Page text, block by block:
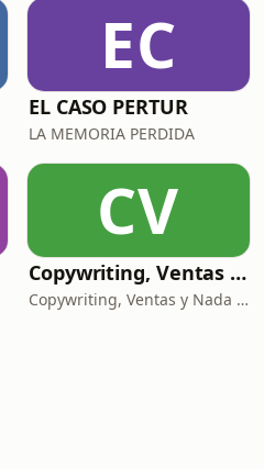
EC
EL CASO PERTUR
LA MEMORIA PERDIDA
CV
Copywriting, Ventas y Nada que perder
Copywriting, Ventas y Nada que Perder